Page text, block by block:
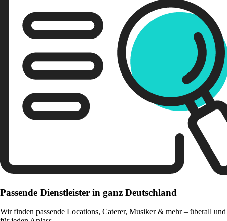
Passende Dienstleister in ganz Deutschland
Wir finden passende Locations, Caterer, Musiker & mehr – überall und